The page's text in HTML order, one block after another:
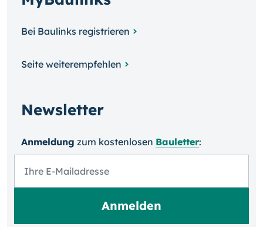
Bei Baulinks registrieren
Seite weiterempfehlen
Newsletter
Anmeldung zum kosten­losen Bauletter: